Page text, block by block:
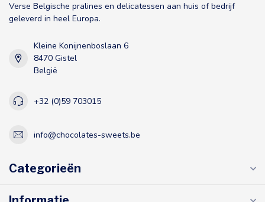
Verse Belgische pralines en delicatessen aan huis of bedrijf
geleverd in heel Europa.
Kleine Konijnenboslaan 6
8470 Gistel
België
+32 (0)59 703015
info@chocolates-sweets.be
Categorieën